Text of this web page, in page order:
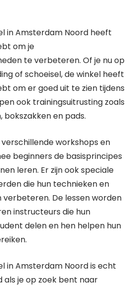
in Amsterdam Noord heeft
om je
te verbeteren. Of je nu op
of schoeisel, de winkel heeft
om er goed uit te zien tijdens
ook trainingsuitrusting zoals
bokszakken en pads.
workshops en
beginners de basisprincipes
leren. Er zijn ook speciale
die hun technieken en
verbeteren. De lessen worden
instructeurs die hun
delen en hen helpen hun
in Amsterdam Noord is echt
als je op zoek bent naar